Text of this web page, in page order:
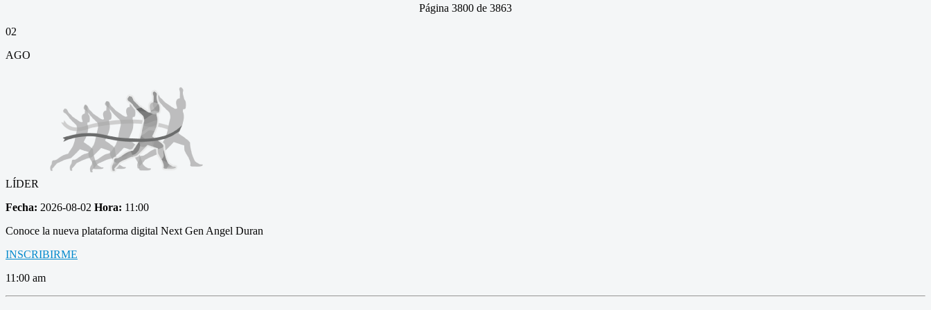
Página 3800 de 3863
02
AGO
LÍDER
Fecha: 2026-08-02 Hora: 11:00
Conoce la nueva plataforma digital Next Gen Angel Duran
INSCRIBIRME
11:00 am